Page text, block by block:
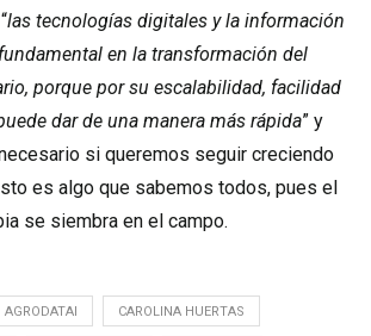
las tecnologías digitales y la información
en la transformación del
porque por su escalabilidad, facilidad
dar de una manera más rápida” y
si queremos seguir creciendo
es algo que sabemos todos, pues el
se siembra en el campo.
AGRODATAI CAROLINA HUERTAS